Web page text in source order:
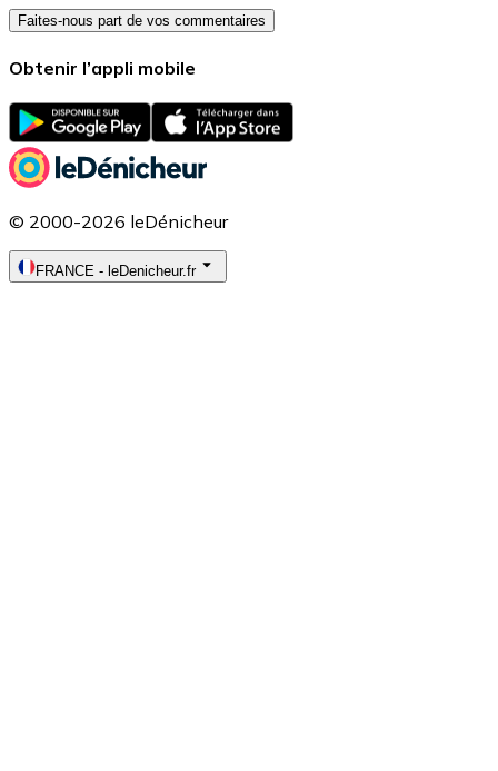
Faites-nous part de vos commentaires
Obtenir l’appli mobile
© 2000-2026 leDénicheur
FRANCE - leDenicheur.fr